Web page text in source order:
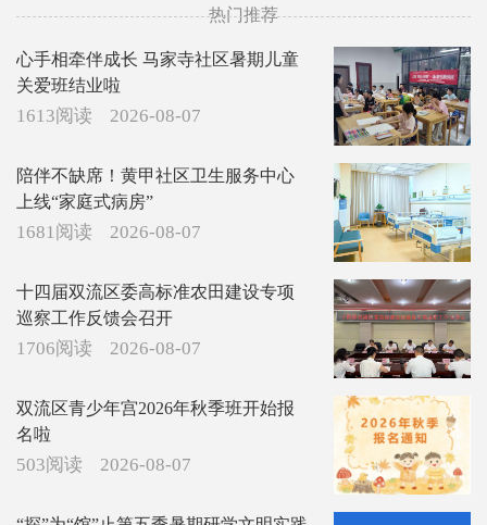
热门推荐
心手相牵伴成长 马家寺社区暑期儿童
关爱班结业啦
1613阅读 2026-08-07
陪伴不缺席！黄甲社区卫生服务中心
上线“家庭式病房”
1681阅读 2026-08-07
十四届双流区委高标准农田建设专项
巡察工作反馈会召开
1706阅读 2026-08-07
双流区青少年宫2026年秋季班开始报
名啦
503阅读 2026-08-07